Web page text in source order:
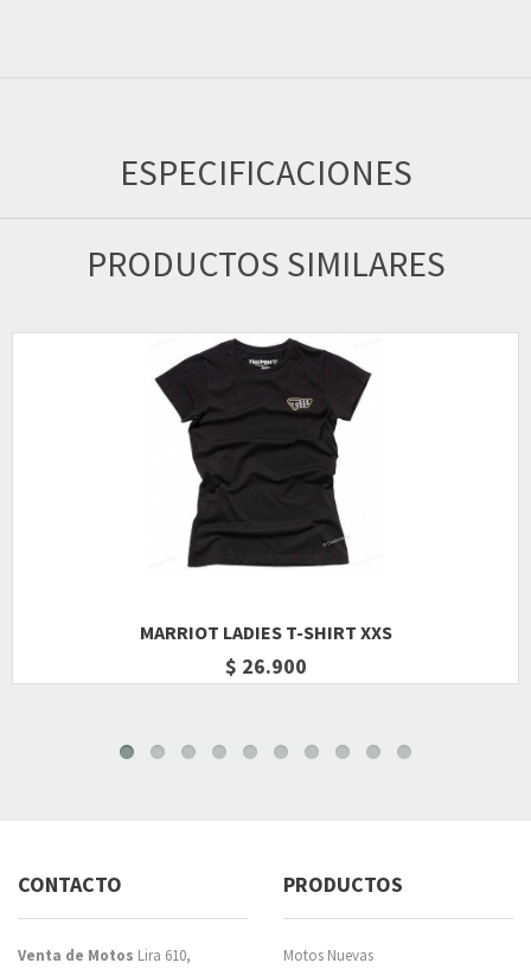
ESPECIFICACIONES
PRODUCTOS SIMILARES
MARRIOT LADIES T-SHIRT XXS
$ 26.900
CONTACTO
Venta de Motos Lira 610,
PRODUCTOS
Motos Nuevas